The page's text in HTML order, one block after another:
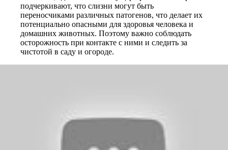
подчеркивают, что слизни могут быть
переносчиками различных патогенов, что делает их
потенциально опасными для здоровья человека и
домашних животных. Поэтому важно соблюдать
осторожность при контакте с ними и следить за
чистотой в саду и огороде.